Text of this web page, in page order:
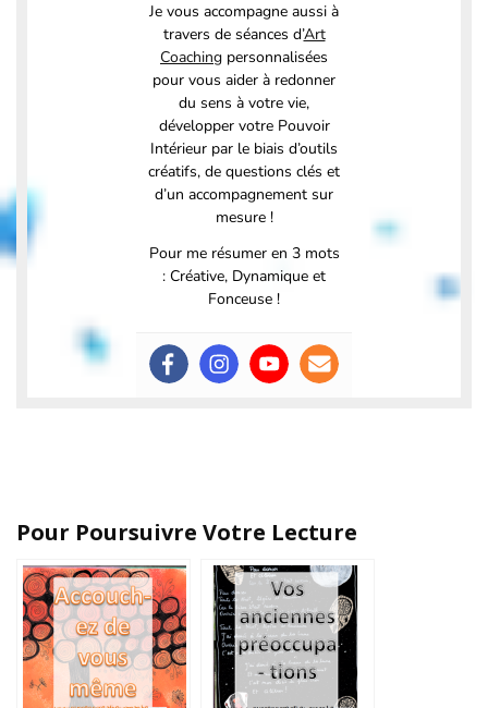
Je vous accompagne aussi à
travers de séances d’Art
Coaching personnalisées
pour vous aider à redonner
du sens à votre vie,
développer votre Pouvoir
Intérieur par le biais d’outils
créatifs, de questions clés et
d’un accompagnement sur
mesure !
Pour me résumer en 3 mots
: Créative, Dynamique et
Fonceuse !
Pour Poursuivre Votre Lecture